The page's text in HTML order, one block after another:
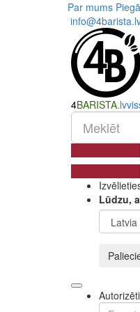
Par mums
4BARISTA.lv
Lūdzu,